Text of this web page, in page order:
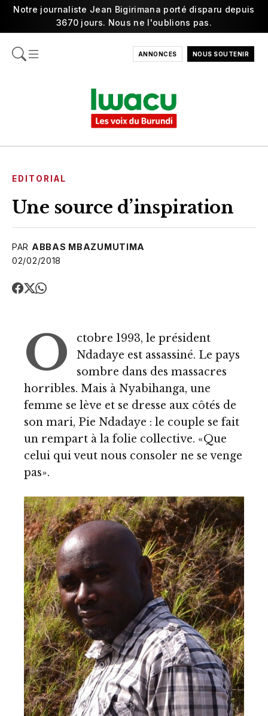
Notre journaliste Jean Bigirimana porté disparu depuis
3670 jours. Nous ne l'oublions pas.
ANNONCES NOUS SOUTENIR
EDITORIAL
Une source d’inspiration
PAR ABBAS MBAZUMUTIMA
02/02/2018
O
ctobre 1993, le président
Ndadaye est assassiné. Le pays
sombre dans des massacres
horribles. Mais à Nyabihanga, une
femme se lève et se dresse aux côtés de
son mari, Pie Ndadaye : le couple se fait
un rempart à la folie collective. «Que
celui qui veut nous consoler ne se venge
pas».